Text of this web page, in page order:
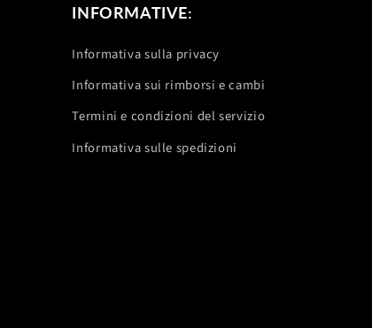
INFORMATIVE:
Informativa sulla privacy
Informativa sui rimborsi e cambi
Termini e condizioni del servizio
Informativa sulle spedizioni